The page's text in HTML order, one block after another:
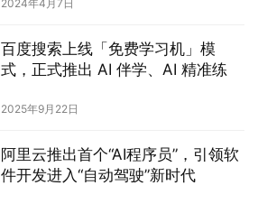
2024年4月7日
百度搜索上线「免费学习机」模
式，正式推出 AI 伴学、AI 精准练
2025年9月22日
阿里云推出首个“AI程序员”，引领软
件开发进入“自动驾驶”新时代